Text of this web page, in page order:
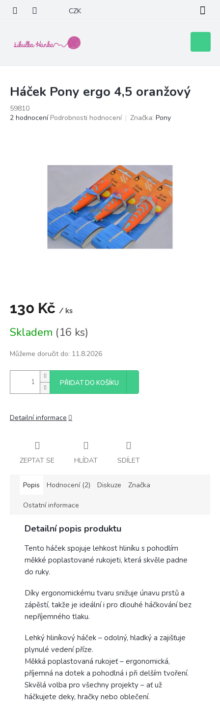
obsah
CZK
košík
Háček Pony ergo 4,5 oranžový
59810
Průměrné
2 hodnocení Podrobnosti hodnocení Značka: Pony
130 Kč / ks
cena:
Skladem (16 ks)
Můžeme doručit do: 11.8.2026
PŘIDAT DO KOŠÍKU
Detailní informace
ZEPTAT SE HLÍDAT SDÍLET
Popis Hodnocení (2) Diskuze Značka
Ostatní informace
Detailní popis produktu
Tento háček spojuje lehkost hliníku s pohodlím
měkké poplastované rukojeti, která skvěle padne
do ruky.
Díky ergonomickému tvaru snižuje únavu prstů a
zápěstí, takže je ideální i pro dlouhé háčkování bez
nepříjemného tlaku.
Lehký hliníkový háček – odolný, hladký a zajišťuje
plynulé vedení příze.
Měkká poplastovaná rukojeť – ergonomická,
příjemná na dotek a pohodlná i při delším tvoření.
Skvělá volba pro všechny projekty – ať už
háčkujete deky, hračky nebo oblečení.